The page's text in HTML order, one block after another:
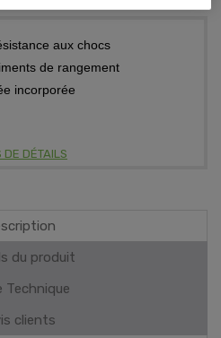
aux chocs
de rangement
incorporée
DE DÉTAILS
du produit
Technique
clients